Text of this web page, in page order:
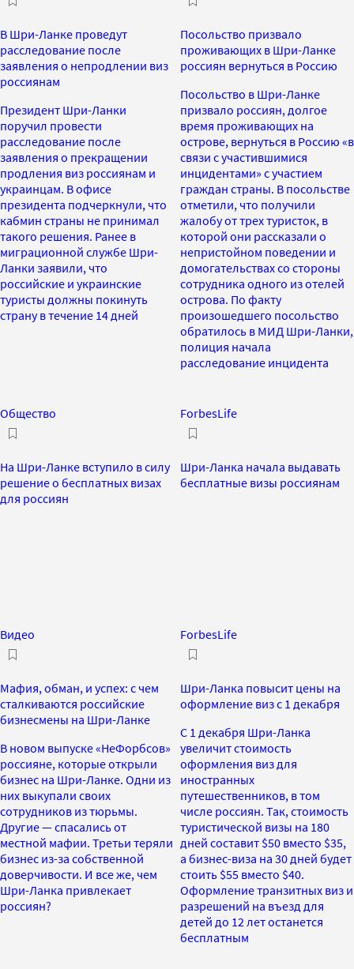
В Шри-Ланке проведут
расследование после
заявления о непродлении виз
россиянам
Президент Шри-Ланки
поручил провести
расследование после
заявления о прекращении
продления виз россиянам и
украинцам. В офисе
президента подчеркнули, что
кабмин страны не принимал
такого решения. Ранее в
миграционной службе Шри-
Ланки заявили, что
российские и украинские
туристы должны покинуть
страну в течение 14 дней
Посольство призвало
проживающих в Шри-Ланке
россиян вернуться в Россию
Посольство в Шри-Ланке
призвало россиян, долгое
время проживающих на
острове, вернуться в Россию «в
связи с участившимися
инцидентами» с участием
граждан страны. В посольстве
отметили, что получили
жалобу от трех туристок, в
которой они рассказали о
непристойном поведении и
домогательствах со стороны
сотрудника одного из отелей
острова. По факту
произошедшего посольство
обратилось в МИД Шри-Ланки,
полиция начала
расследование инцидента
Общество
На Шри-Ланке вступило в силу
решение о бесплатных визах
для россиян
ForbesLife
Шри-Ланка начала выдавать
бесплатные визы россиянам
Видео
Мафия, обман, и успех: с чем
сталкиваются российские
бизнесмены на Шри-Ланке
В новом выпуске «НеФорбсов»
россияне, которые открыли
бизнес на Шри-Ланке. Одни из
них выкупали своих
сотрудников из тюрьмы.
Другие — спасались от
местной мафии. Третьи теряли
бизнес из-за собственной
доверчивости. И все же, чем
Шри-Ланка привлекает
россиян?
ForbesLife
Шри-Ланка повысит цены на
оформление виз с 1 декабря
С 1 декабря Шри-Ланка
увеличит стоимость
оформления виз для
иностранных
путешественников, в том
числе россиян. Так, стоимость
туристической визы на 180
дней составит $50 вместо $35,
а бизнес-виза на 30 дней будет
стоить $55 вместо $40.
Оформление транзитных виз и
разрешений на въезд для
детей до 12 лет останется
бесплатным